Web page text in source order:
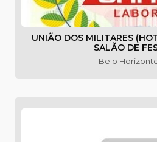
UNIÃO DOS MILITARES
SALÃO DE
Belo